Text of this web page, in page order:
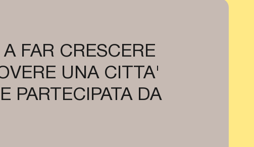
FAR CRESCERE
UNA CITTA'
PARTECIPATA DA